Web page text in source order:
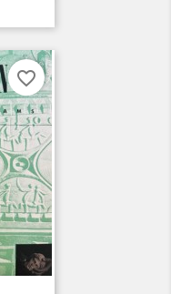
favorite_border